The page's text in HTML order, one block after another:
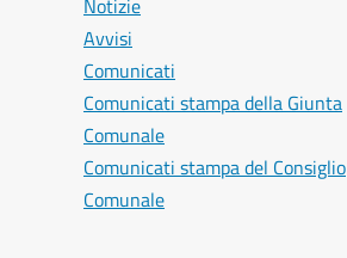
Notizie
Avvisi
Comunicati
Comunicati stampa della Giunta
Comunale
Comunicati stampa del Consiglio
Comunale